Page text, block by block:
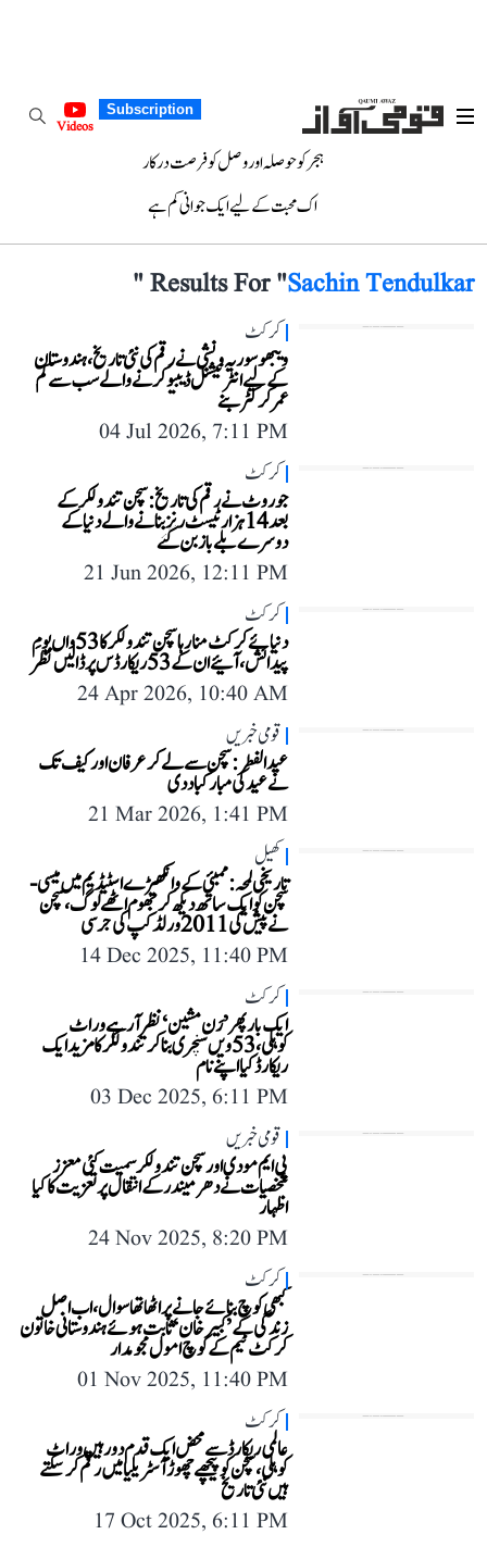
Subscription
Videos
ہجر کو حوصلہ اور وصل کو فرصت درکار
اک محبت کے لیے ایک جوانی کم ہے
Results For "Sachin Tendulkar
"
کرکٹ
ویبھو سوریہ ونشی نے رقم کی نئی تاریخ، ہندوستان
کے لیے انٹرنیشنل ڈیبیو کرنے والے سب سے کم
عمر کرکٹر بنے
04 Jul 2026, 7:11 PM
کرکٹ
جو روٹ نے رقم کی تاریخ: سچن تندولکر کے
بعد 14 ہزار ٹیسٹ رنز بنانے والے دنیا کے
دوسرے بلے باز بن گئے
21 Jun 2026, 12:11 PM
کرکٹ
دنیائے کرکٹ منا رہا سچن تندولکر کا 53واں یومِ
پیدائش، آئیے ان کے 53 ریکارڈس پر ڈالیں نظر
24 Apr 2026, 10:40 AM
قومی خبریں
عید الفطر: سچن سے لے کر عرفان اور کیف تک
نے عید کی مبارکباد دی
21 Mar 2026, 1:41 PM
کھیل
تاریخی لمحہ: ممبئی کے وانکھیڑے اسٹیڈیم میں میسی-
سچن کو ایک ساتھ دیکھ کر جھوم اٹھے لوگ، سچن
نے پیش کی 2011 ورلڈ کپ کی جرسی
14 Dec 2025, 11:40 PM
کرکٹ
ایک بار پھر ’رَن مشین‘ نظر آ رہے وراٹ
کوہلی، 53ویں سنچری بنا کر تندولکر کا مزید ایک
ریکارڈ کیا اپنے نام
03 Dec 2025, 6:11 PM
قومی خبریں
پی ایم مودی اور سچن تندولکر سمیت کئی معزز
شخصیات نے دھرمیندر کے انتقال پر تعزیت کا کیا
اظہار
24 Nov 2025, 8:20 PM
کرکٹ
کبھی کوچ بنائے جانے پر اٹھا تھا سوال، اب اصل
زندگی کے ’کبیر خان‘ ثابت ہوئے ہندوستانی خاتون
کرکٹ ٹیم کے کوچ امول مجومدار
01 Nov 2025, 11:40 PM
کرکٹ
عالمی ریکارڈ سے محض ایک قدم دور ہیں وراٹ
کوہلی، سچن کو پیچھے چھوڑ آسٹریلیا میں رقم کر سکتے
ہیں نئی تاریخ
17 Oct 2025, 6:11 PM